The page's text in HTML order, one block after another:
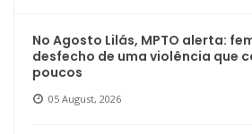
No Agosto Lilás, MPTO alerta:
desfecho de uma violência que
poucos
05 August, 2026